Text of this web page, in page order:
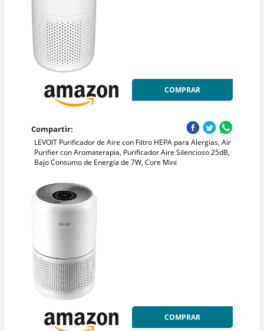
COMPRAR
Compartir:
LEVOIT Purificador de Aire con Filtro HEPA para Alergias, Air
Purifier con Aromaterapia, Purificador Aire Silencioso 25dB,
Bajo Consumo de Energía de 7W, Core Mini
COMPRAR